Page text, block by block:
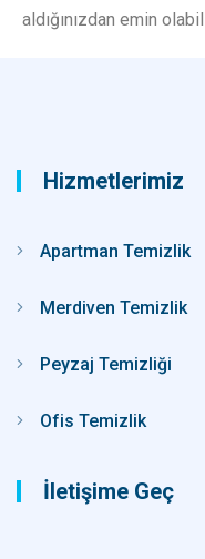
aldığınızdan emin
Hizmetlerimiz
Apartman Temizlik
Merdiven Temizlik
Peyzaj Temizliği
Ofis Temizlik
İletişime Geç